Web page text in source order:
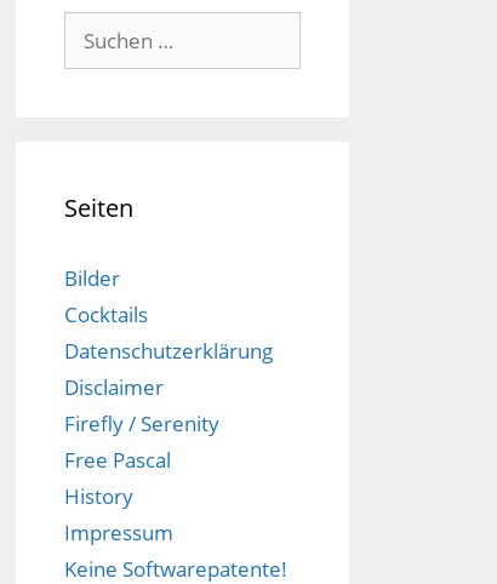
Suchen
nach:
Seiten
Bilder
Cocktails
Datenschutzerklärung
Disclaimer
Firefly / Serenity
Free Pascal
History
Impressum
Keine Softwarepatente!